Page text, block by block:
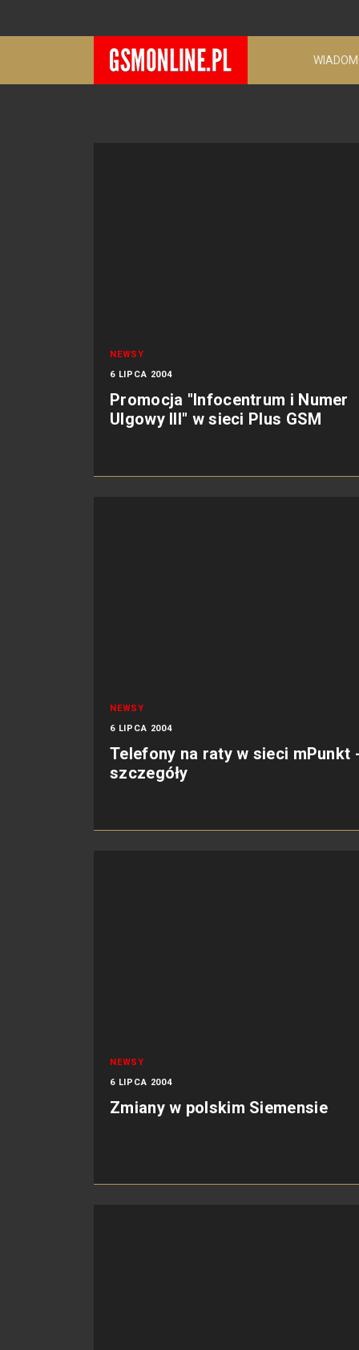
NEWSY
6 LIPCA 2004
Promocja "Infocentrum i Numer
Ulgowy III" w sieci Plus GSM
NEWSY
6 LIPCA 2004
Telefony na raty w sieci mPunkt
szczegóły
NEWSY
6 LIPCA 2004
Zmiany w polskim Siemensie